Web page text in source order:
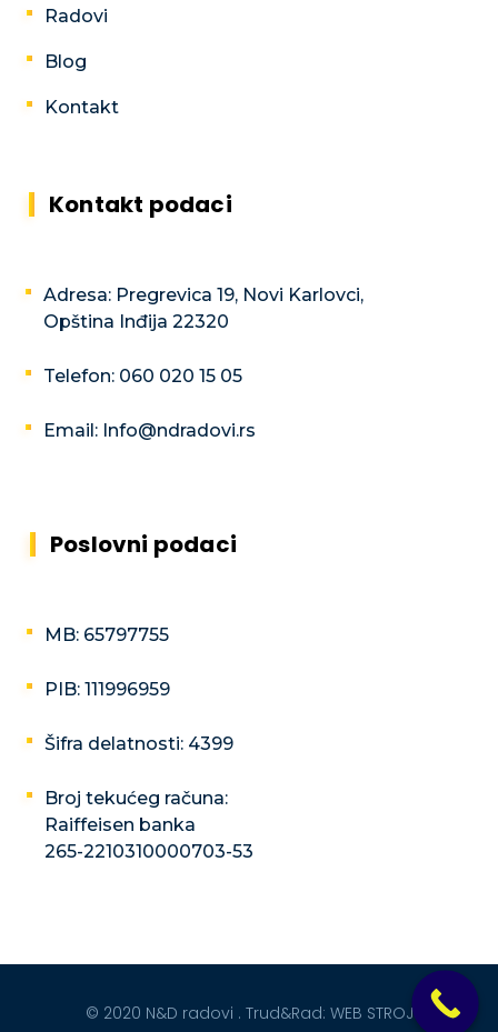
Radovi
Blog
Kontakt
Kontakt podaci
Adresa: Pregrevica 19, Novi Karlovci,
Opština Inđija 22320
Telefon: 060 020 15 05
Email: Info@ndradovi.rs
Poslovni podaci
MB: 65797755
PIB: 111996959
Šifra delatnosti: 4399
Broj tekućeg računa:
Raiffeisen banka
265-2210310000703-53
© 2020 N&D radovi . Trud&Rad: WEB STROJ